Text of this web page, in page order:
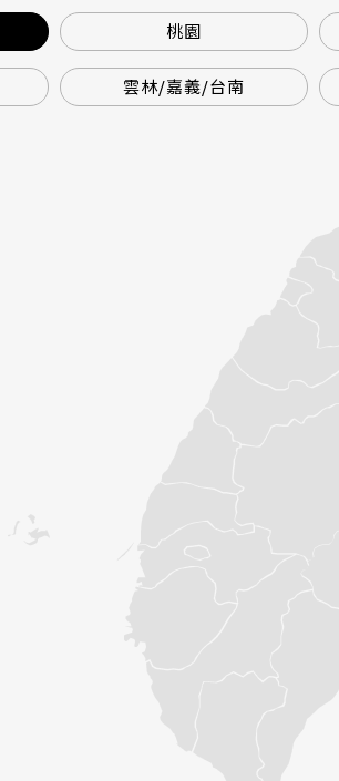
桃園
雲林/嘉義/台南